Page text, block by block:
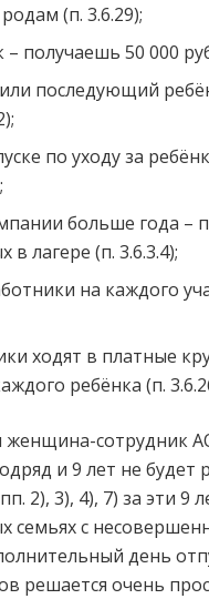
(п. 3.6.29);
– получаешь 50 000
последующий
по уходу за
больше года –
в лагере (п. 3.6.3.4);
на каждого
ходят в платные
ребёнка (п.
женщина-сотрудник
и 9 лет не
2), 3), 4), 7) за эти 9
семьях с
день
решается очень